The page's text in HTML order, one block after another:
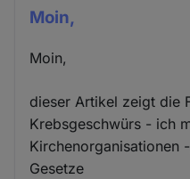
Moin,
Moin,
dieser Artikel zeigt die
Krebsgeschwürs - ich
Kirchenorganisationen
Gesetze